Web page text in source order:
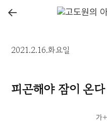
←
2021.2.16.화요일
피곤해야 잠이 온다